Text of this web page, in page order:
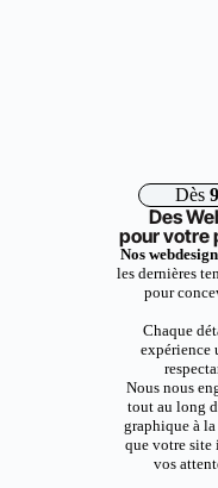
Dès
Des
pour votre
Nos
les dernières
pour
Chaque
expérience
Nous nous
tout au long
graphique à
que votre site
vos